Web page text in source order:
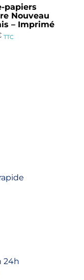
papiers
Nouveau
– Imprimé
TTC
24h